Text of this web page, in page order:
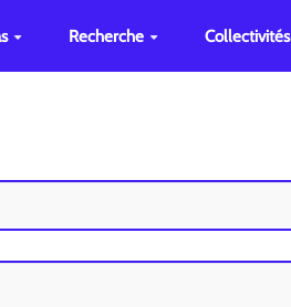
Recherche Collectivités